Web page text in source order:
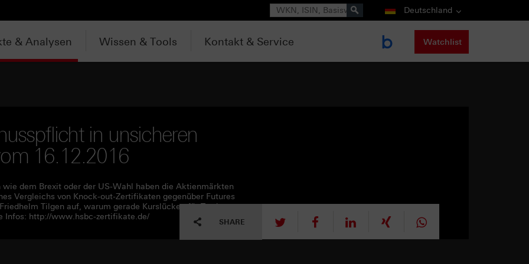
Suche Deutschland
& Analysen Wissen & Tools Kontakt & Service Watchlist
in unsicheren
16.12.2016
dem Brexit oder der US-Wahl haben die Aktienmärkten
Vergleichs von Knock-out-Zertifikaten gegenüber Futures
Tilgen auf, warum gerade Kurslücken für Trader
Infos: http://www.hsbc-zertifikate.de/
SHARE tweet mitteilen